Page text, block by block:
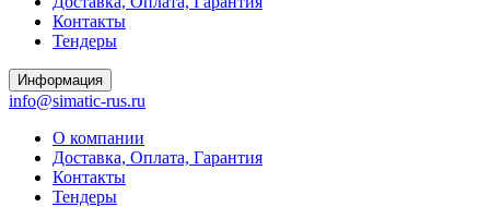
Контакты
Тендеры
Информация
info@simatic-rus.ru
О компании
Доставка, Оплата, Гарантия
Контакты
Тендеры